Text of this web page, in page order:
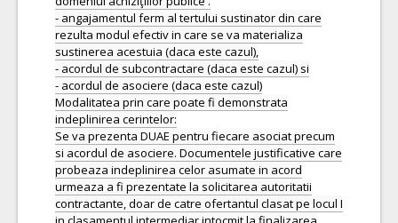
- angajamentul ferm al tertului sustinator din care
rezulta modul efectiv in care se va materializa
sustinerea acestuia (daca este cazul),
- acordul de subcontractare (daca este cazul) si
- acordul de asociere (daca este cazul)
Modalitatea prin care poate fi demonstrata
indeplinirea cerintelor:
Se va prezenta DUAE pentru fiecare asociat precum
si acordul de asociere. Documentele justificative care
probeaza indeplinirea celor asumate in acord
urmeaza a fi prezentate la solicitarea autoritatii
contractante, doar de catre ofertantul clasat pe locul I